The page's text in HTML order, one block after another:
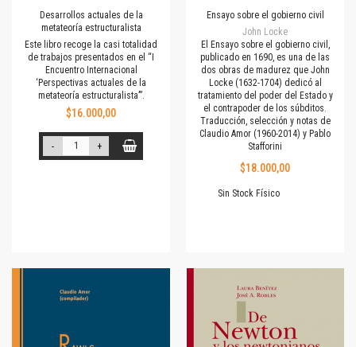
Desarrollos actuales de la
metateoría estructuralista
Este libro recoge la casi totalidad
de trabajos presentados en el “I
Encuentro Internacional
‘Perspectivas actuales de la
metateoría estructuralista’”.
$16.000,00
- +
Ensayo sobre el gobierno civil
John Locke
El Ensayo sobre el gobierno civil,
publicado en 1690, es una de las
dos obras de madurez que John
Locke (1632-1704) dedicó al
tratamiento del poder del Estado y
el contrapoder de los súbditos.
Traducción, selección y notas de
Claudio Amor (1960-2014) y Pablo
Stafforini
$18.000,00
Sin Stock Físico